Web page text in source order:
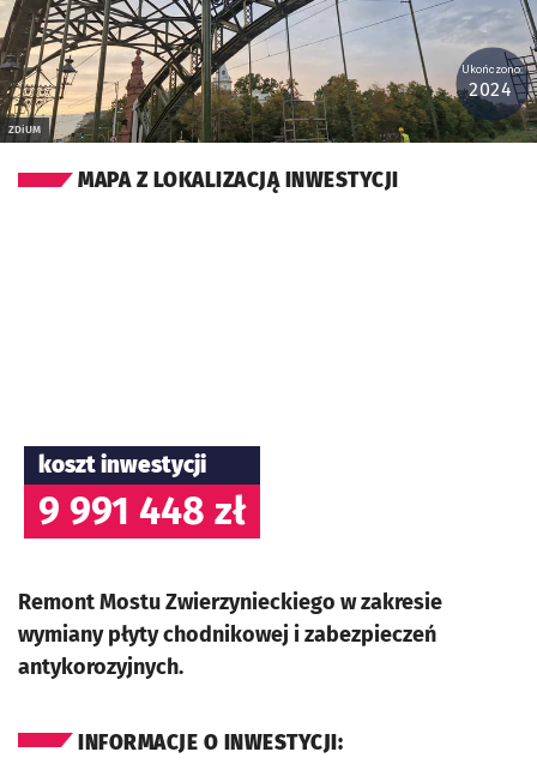
ZDiUM
Ukończono:
2024
MAPA Z LOKALIZACJĄ INWESTYCJI
koszt inwestycji
9 991 448 zł
Remont Mostu Zwierzynieckiego w zakresie
wymiany płyty chodnikowej i zabezpieczeń
antykorozyjnych.
INFORMACJE O INWESTYCJI: